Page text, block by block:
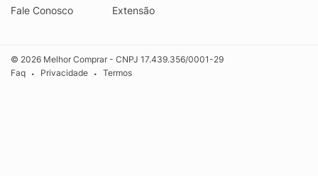
Fale Conosco
Extensão
© 2026 Melhor Comprar - CNPJ 17.439.356/0001-29
Faq
• Privacidade • Termos